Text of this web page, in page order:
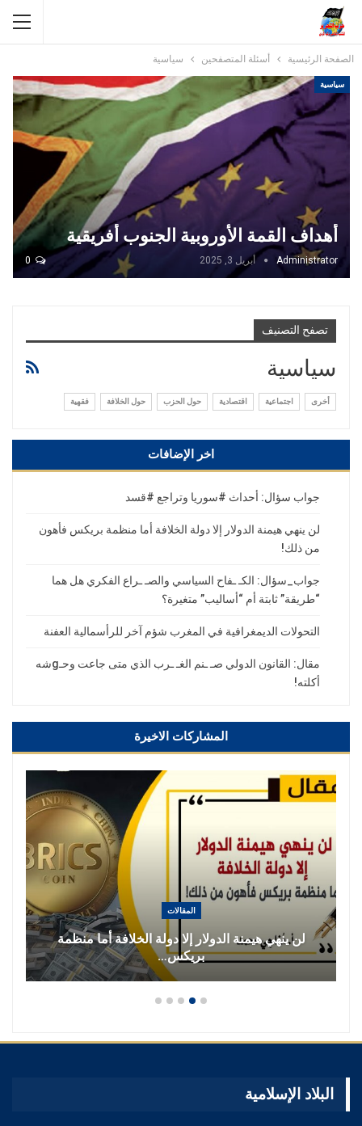
الصفحة الرئيسية أسئلة المتصفحين سياسية
سياسية
أهداف القمة الأوروبية الجنوب أفريقية
Administrator أبريل 3, 2025
تصفح التصنيف
سياسية
أخرى اجتماعية اقتصادية حول الحزب حول الخلافة فقهية
اخر الإضافات
جواب سؤال: أحداث #سوريا وتراجع #قسد
لن ينهي هيمنة الدولار إلا دولة الخلافة أما منظمة بريكس فأهون
من ذلك!
جواب_سؤال: الكـ ـفاح السياسي والصـ ـراع الفكري هل هما
“طريقة” ثابتة أم “أساليب” متغيرة؟
التحولات الديمغرافية في المغرب شؤم آخر للرأسمالية العفنة
مقال: القانون الدولي صـ ـنم الغـ ـرب الذي متى جاعت وحـgشه
أكلته!
المشاركات الاخيرة
المقالات
لن ينهي هيمنة الدولار إلا دولة الخلافة أما منظمة
بريكس…
البلاد الإسلامية